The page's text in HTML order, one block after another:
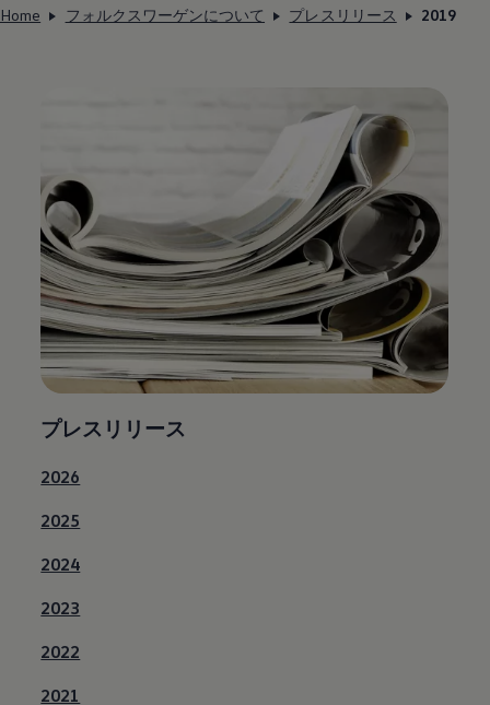
Home フォルクスワーゲンについて プレスリリース 2019
プレスリリース
2026
2025
2024
2023
2022
2021